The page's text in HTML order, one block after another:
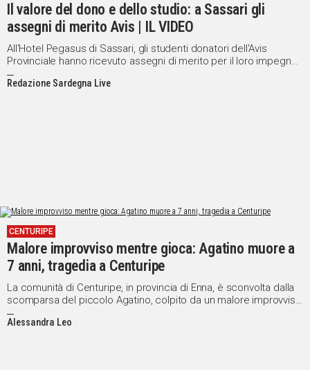
Il valore del dono e dello studio: a Sassari gli
assegni di merito Avis | IL VIDEO
All'Hotel Pegasus di Sassari, gli studenti donatori dell'Avis
Provinciale hanno ricevuto assegni di merito per il loro impegno
accademico e sociale, dimostrando come studio e altruismo
possano andare di pari passo
Redazione Sardegna Live
CENTURIPE
Malore improvviso mentre gioca: Agatino muore a
7 anni, tragedia a Centuripe
La comunità di Centuripe, in provincia di Enna, è sconvolta dalla
scomparsa del piccolo Agatino, colpito da un malore improvviso
mentre giocava. Il sindaco proclama il lutto cittadino
Alessandra Leo